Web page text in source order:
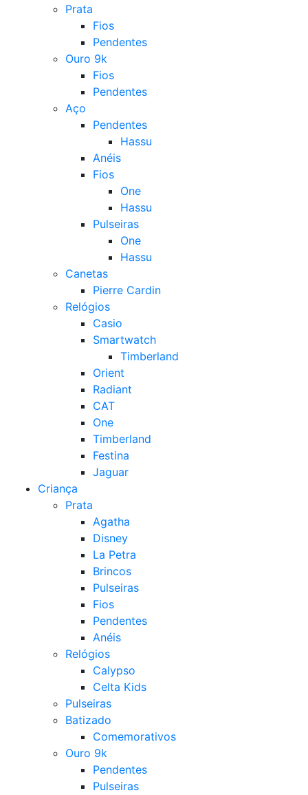
Prata
Fios
Pendentes
Ouro 9k
Fios
Pendentes
Aço
Pendentes
Hassu
Anéis
Fios
One
Hassu
Pulseiras
One
Hassu
Canetas
Pierre Cardin
Relógios
Casio
Smartwatch
Timberland
Orient
Radiant
CAT
One
Timberland
Festina
Jaguar
Criança
Prata
Agatha
Disney
La Petra
Brincos
Pulseiras
Fios
Pendentes
Anéis
Relógios
Calypso
Celta Kids
Pulseiras
Batizado
Comemorativos
Ouro 9k
Pendentes
Pulseiras